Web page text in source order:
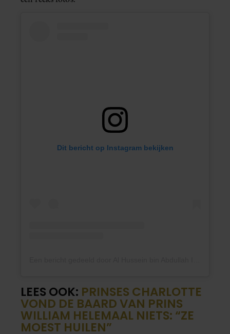
Dit bericht op Instagram bekijken
LEES OOK: PRINSES CHARLOTTE
VOND DE BAARD VAN PRINS
WILLIAM HELEMAAL NIETS: “ZE
MOEST HUILEN”